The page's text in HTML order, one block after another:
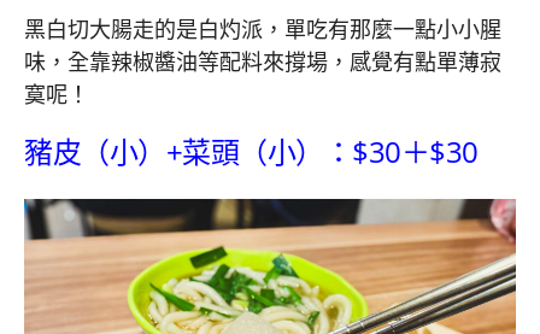
黑白切大腸走的是白灼派，單吃有那麼一點小小腥
味，全靠辣椒醬油等配料來撐場，感覺有點單薄寂
寞呢！
豬皮（小）+菜頭（小）：$30＋$30